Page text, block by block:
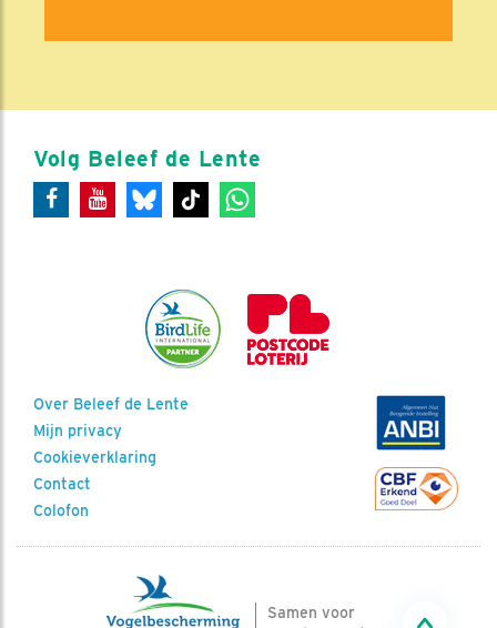
Volg Beleef de Lente
Over Beleef de Lente
Mijn privacy
Cookieverklaring
Contact
Colofon
Samen voor